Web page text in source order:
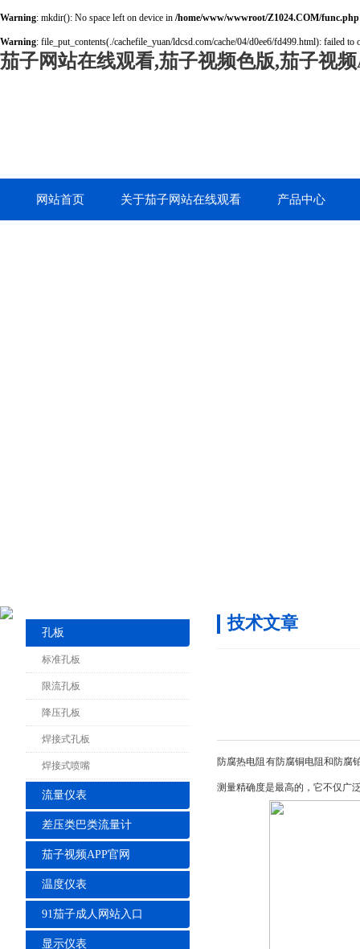
Warning: mkdir(): No space left on device in /home/www/wwwroot/Z1024.COM/func.php
Warning: file_put_contents(./cachefile_yuan/ldcsd.com/cache/04/d0ee6/fd499.html): failed
茄子网站在线观看,茄子视频色版,茄子视
网站首页 关于茄子网站在线观看 产品中心
孔板
标准孔板
限流孔板
降压孔板
焊接式孔板
焊接式喷嘴
流量仪表
差压类巴类流量计
茄子视频APP官网
温度仪表
91茄子成人网站入口
显示仪表
技术文章
防腐热电阻有防腐铜电阻和防腐
测量精确度是最高的，它不仅广